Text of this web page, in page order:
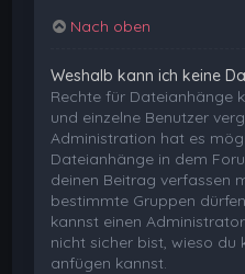
Nach oben
Weshalb kann ich keine
Rechte für Dateianhänge
und einzelne Benutzer
Administration hat es
Dateianhänge in dem
deinen Beitrag verfassen
bestimmte Gruppen
kannst einen
nicht sicher bist, wieso du
anfügen kannst.